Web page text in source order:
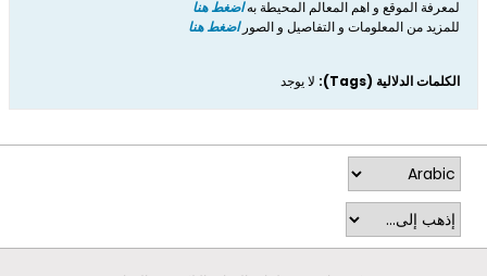
لمعرفة الموقع و اهم المعالم المحيطة بهاضغط هنا
للمزيد من المعلومات و التفاصيل و الصوراضغط هنا
الكلمات الدلالية (Tags): لا يوجد